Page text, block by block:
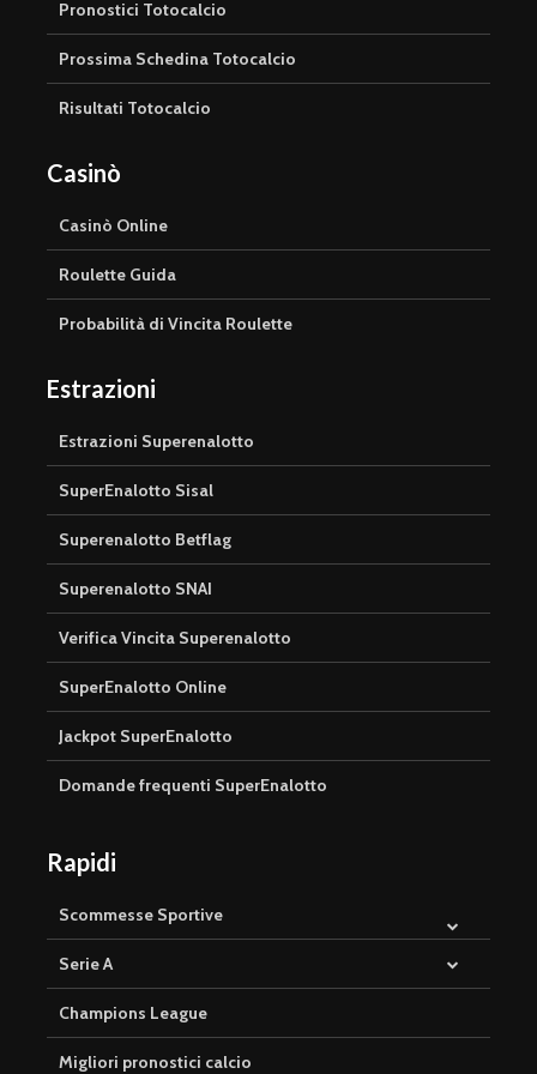
Pronostici Totocalcio
Prossima Schedina Totocalcio
Risultati Totocalcio
Casinò
Casinò Online
Roulette Guida
Probabilità di Vincita Roulette
Estrazioni
Estrazioni Superenalotto
SuperEnalotto Sisal
Superenalotto Betflag
Superenalotto SNAI
Verifica Vincita Superenalotto
SuperEnalotto Online
Jackpot SuperEnalotto
Domande frequenti SuperEnalotto
Rapidi
Scommesse Sportive
Serie A
Champions League
Migliori pronostici calcio